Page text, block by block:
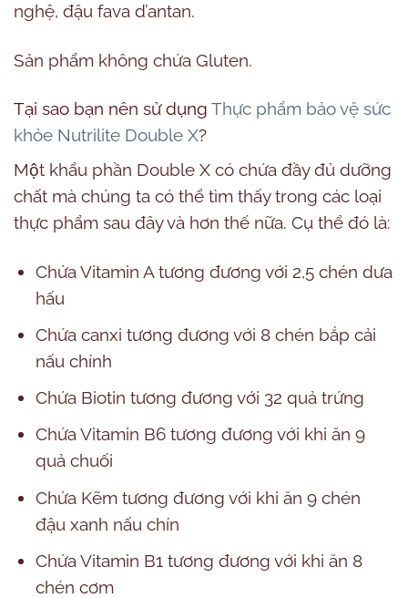
nghệ, đậu fava d’antan.
Sản phẩm không chứa Gluten.
Tại sao bạn nên sử dụng Thực phẩm bảo vệ sức
khỏe Nutrilite Double X?
Một khẩu phần Double X có chứa đầy đủ dưỡng
chất mà chúng ta có thể tìm thấy trong các loại
thực phẩm sau đây và hơn thế nữa. Cụ thể đó là:
Chứa Vitamin A tương đương với 2,5 chén dưa
hấu
Chứa canxi tương đương với 8 chén bắp cải
nấu chính
Chứa Biotin tương đương với 32 quả trứng
Chứa Vitamin B6 tương đương với khi ăn 9
quả chuối
Chứa Kẽm tương đương với khi ăn 9 chén
đậu xanh nấu chín
Chứa Vitamin B1 tương đương với khi ăn 8
chén cơm